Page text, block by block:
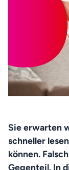
Sie erwarten
schneller
können.
Gegenteil. In